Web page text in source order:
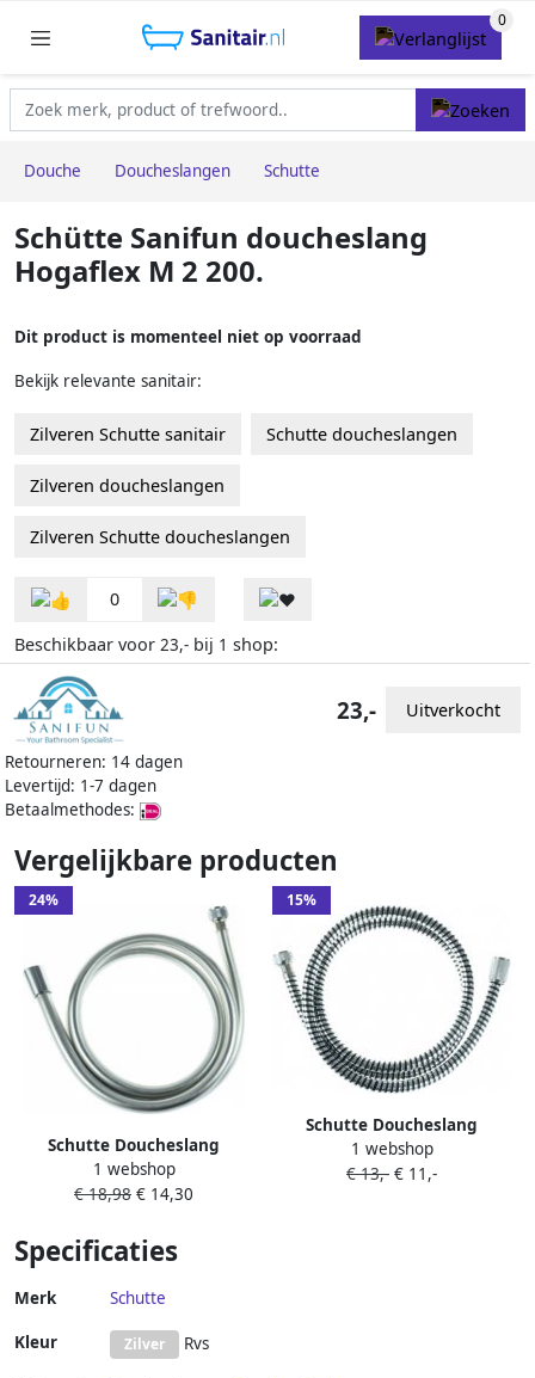
Douche Doucheslangen Schutte
Schütte Sanifun doucheslang
Hogaflex M 2 200.
Dit product is momenteel niet op voorraad
Bekijk relevante sanitair:
Zilveren Schutte sanitair Schutte doucheslangen
Zilveren doucheslangen
Zilveren Schutte doucheslangen
0
Beschikbaar voor 23,- bij 1 shop:
Retourneren: 14 dagen
Levertijd: 1-7 dagen
Betaalmethodes:
23,- Uitverkocht
Vergelijkbare producten
24%
Schutte Doucheslang
Hogaflex K-7 200cm Silverflex
Kunststof Zilver
1 webshop
€ 18,98 € 14,30
15%
Schutte Doucheslang
Hogaflex K-1 150cm
Kunststof Zwart Chroom
1 webshop
€ 13,- € 11,-
Specificaties
Merk Schutte
Kleur Zilver Rvs